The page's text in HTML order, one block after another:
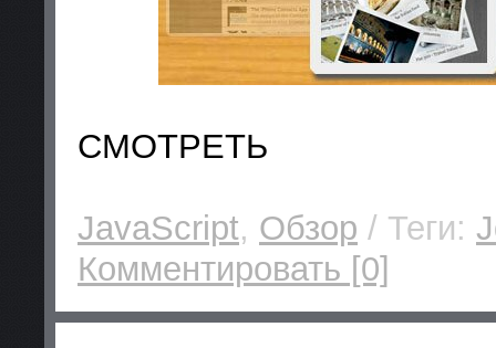
СМОТРЕТЬ
JavaScript, Обзор / Теги:
Комментировать [0]